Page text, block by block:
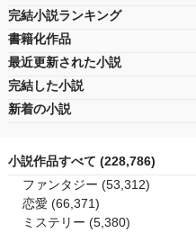
完結小説ランキング
書籍化作品
最近更新された小説
完結した小説
新着の小説
小説作品すべて (228,786)
ファンタジー (53,312)
恋愛 (66,371)
ミステリー (5,380)